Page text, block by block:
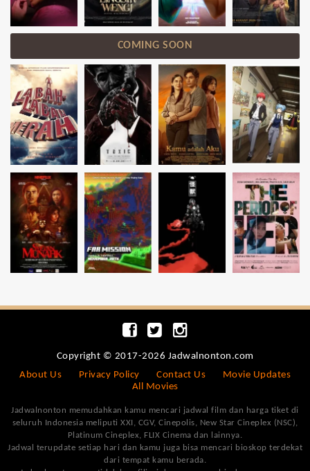
COMING SOON
Copyright © 2017-2026 Jadwalnonton.com
About Us
Privacy Policy Contact Us
Movie Updates
All Movies
Jadwalnonton memudahkan kamu mencari jadwal film dan harga tiket di
seluruh Indonesia meliputi XXI, CGV, Cinepolis, New Star Cineplex (NSC),
Platinum Cineplex, FLIX Cinema dan lainnya.
Jadwal terupdate setiap hari dan kamu juga bisa mencari bioskop terdekat
dari tempat kamu berada.